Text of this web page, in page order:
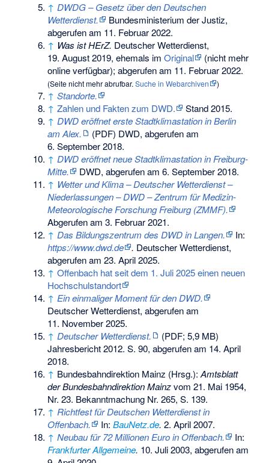
↑ DWDG – Gesetz über den Deutschen
Wetterdienst.
Bundesministerium der Justiz,
abgerufen am 11. Februar 2022.
↑ Was ist HErZ. Deutscher Wetterdienst,
19. August 2019, ehemals imOriginal
(nicht mehr
online verfügbar); abgerufen am 11. Februar 2022.
(Seite nicht mehr abrufbar.Suche in Webarchiven )
↑ Standorte.
↑ Zahlen und Fakten zum DWD.
Stand 2015.
↑ DWD eröffnet erste Stadtklimastation in Berlin
am Alex.
(PDF) DWD, abgerufen am
6. September 2018.
↑ DWD eröffnet neue Stadtklimastation in Freiburg-
Mitte.
DWD, abgerufen am 6. September 2018.
↑ Wetter und Klima – Deutscher Wetterdienst –
Niederlassungen – DWD – Zentrum für Medizin-
Meteorologische Forschung Freiburg (ZMMF).
Abgerufen am 3. Februar 2021.
↑ Das Bildungszentrum des DWD in Langen.
In:
https://www.dwd.de
. Deutscher Wetterdienst,
abgerufen am 23. April 2025.
↑ Offenbach hat seit dem 1. Juli 2025 einen neuen
Hochschulstandort
↑ Ein einmaliger Moment für den DWD.
Deutscher Wetterdienst, abgerufen am
11. November 2025.
↑ Deutscher Wetterdienst.
(PDF; 5,9 MB)
Jahresbericht 2012.S. 90, abgerufen am 14. April
2018.
↑ Bundesbahndirektion Mainz (Hrsg.):Amtsblatt
der Bundesbahndirektion Mainzvom 21. Mai 1954,
Nr. 23. Bekanntmachung Nr. 265, S. 139.
↑ Richtfest für Deutschen Wetterdienst in
Offenbach.
In:BauNetz.de. 2. April 2007.
↑ Neubau für 72 Millionen Euro in Offenbach.
In:
Frankfurter Allgemeine. 10. Juli 2003, abgerufen am